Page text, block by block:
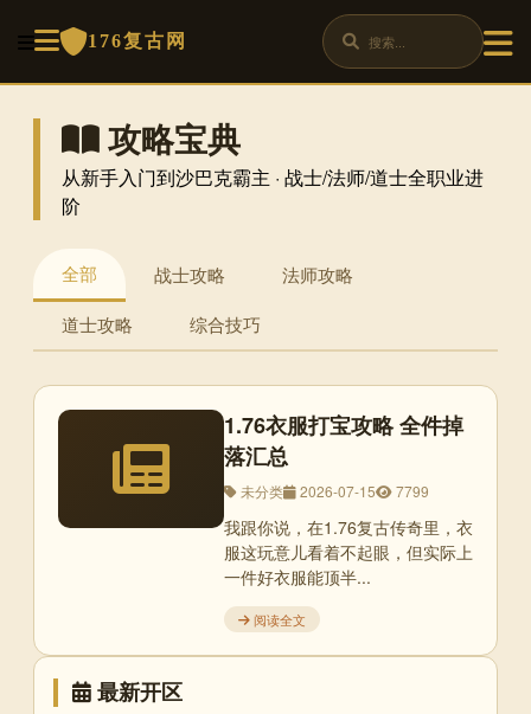
176复古网
攻略宝典
从新手入门到沙巴克霸主 · 战士/法师/道士全职业进
阶
全部 战士攻略 法师攻略
道士攻略 综合技巧
1.76衣服打宝攻略 全件掉
落汇总
未分类 2026-07-15 7799
我跟你说，在1.76复古传奇里，衣
服这玩意儿看着不起眼，但实际上
一件好衣服能顶半...
阅读全文
最新开区